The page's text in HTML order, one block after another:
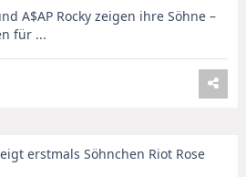
A$AP Rocky zeigen ihre Söhne –
für ...
erstmals Söhnchen Riot Rose